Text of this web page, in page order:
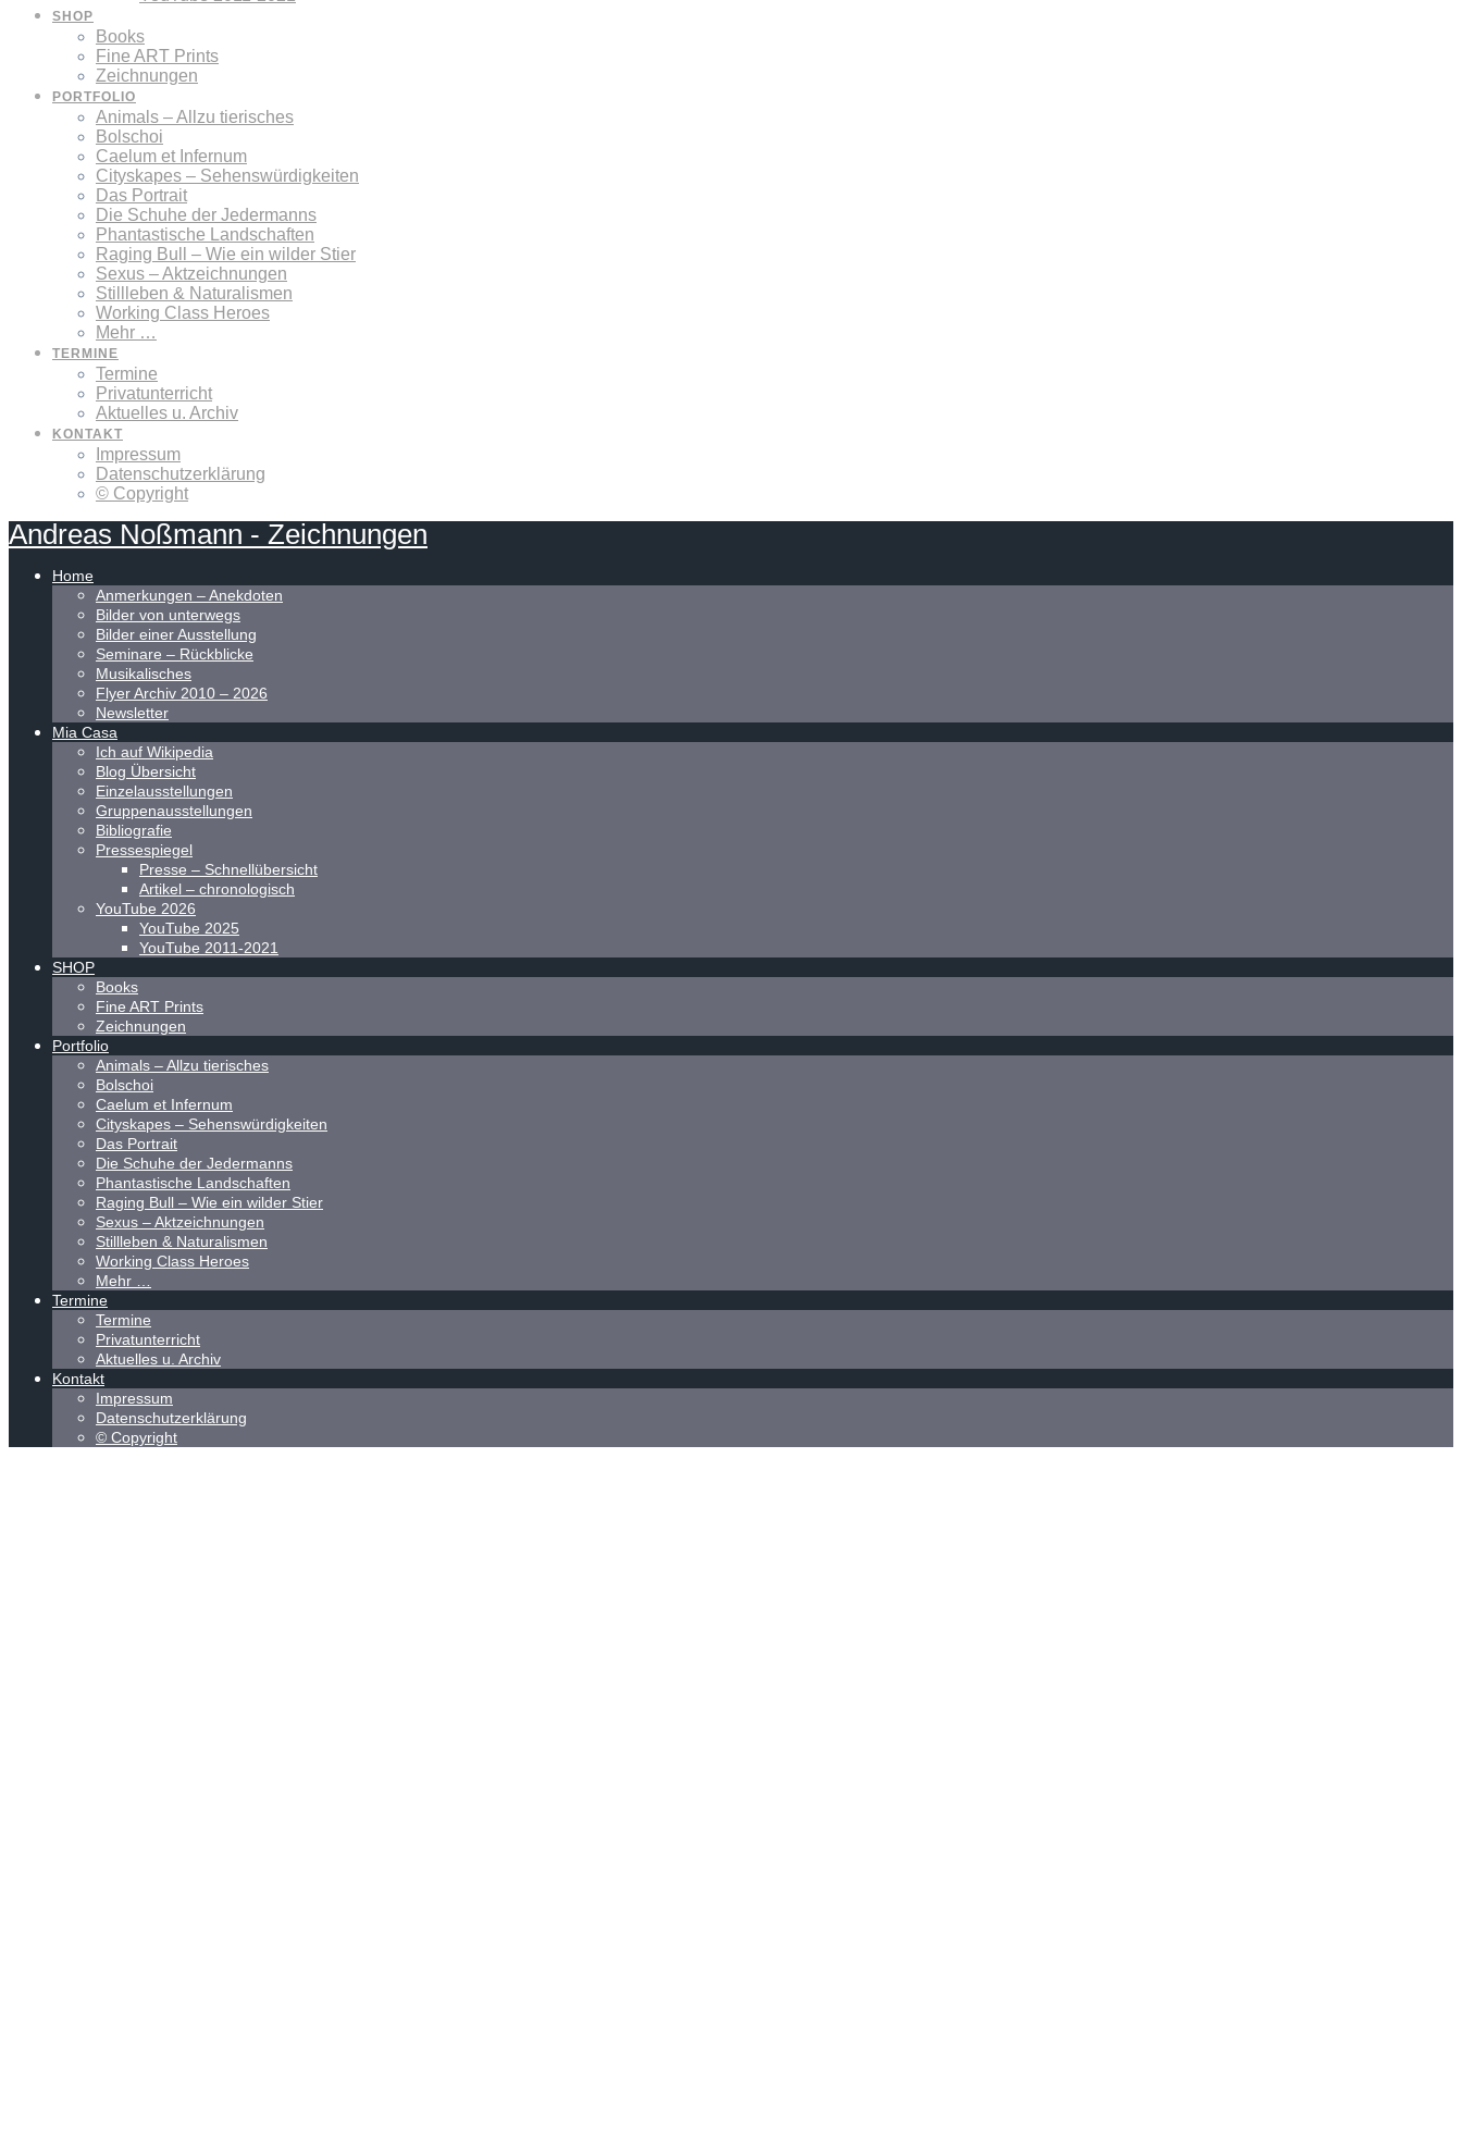
SHOP
Books
Fine ART Prints
Zeichnungen
PORTFOLIO
Animals – Allzu tierisches
Bolschoi
Caelum et Infernum
Cityskapes – Sehenswürdigkeiten
Das Portrait
Die Schuhe der Jedermanns
Phantastische Landschaften
Raging Bull – Wie ein wilder Stier
Sexus – Aktzeichnungen
Stillleben & Naturalismen
Working Class Heroes
Mehr …
TERMINE
Termine
Privatunterricht
Aktuelles u. Archiv
KONTAKT
Impressum
Datenschutzerklärung
© Copyright
Andreas Noßmann - Zeichnungen
Home
Anmerkungen – Anekdoten
Bilder von unterwegs
Bilder einer Ausstellung
Seminare – Rückblicke
Musikalisches
Flyer Archiv 2010 – 2026
Newsletter
Mia Casa
Ich auf Wikipedia
Blog Übersicht
Einzelausstellungen
Gruppenausstellungen
Bibliografie
Pressespiegel
Presse – Schnellübersicht
Artikel – chronologisch
YouTube 2026
YouTube 2025
YouTube 2011-2021
SHOP
Books
Fine ART Prints
Zeichnungen
Portfolio
Animals – Allzu tierisches
Bolschoi
Caelum et Infernum
Cityskapes – Sehenswürdigkeiten
Das Portrait
Die Schuhe der Jedermanns
Phantastische Landschaften
Raging Bull – Wie ein wilder Stier
Sexus – Aktzeichnungen
Stillleben & Naturalismen
Working Class Heroes
Mehr …
Termine
Termine
Privatunterricht
Aktuelles u. Archiv
Kontakt
Impressum
Datenschutzerklärung
© Copyright